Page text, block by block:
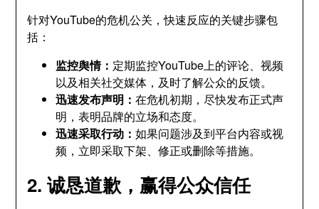
针对YouTube的危机公关，快速反应的关键步骤包
括：
监控舆情： 定期监控YouTube上的评论、视频
以及相关社交媒体，及时了解公众的反馈。
迅速发布声明：在危机初期，尽快发布正式声
明，表明品牌的立场和态度。
迅速采取行动：如果问题涉及到平台内容或视
频，立即采取下架、修正或删除等措施。
2. 诚恳道歉，赢得公众信任